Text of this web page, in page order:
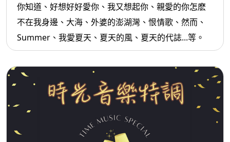
你知道、好想好好愛你、我又想起你、親愛的你怎麽
不在我身邊、大海、外婆的澎湖灣、恨情歌、然而、
Summer、我愛夏天、夏天的風、夏天的代誌...等。